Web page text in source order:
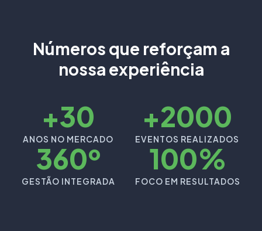
Números que reforçam a
nossa experiência
+30
ANOS NO MERCADO
+2000
EVENTOS REALIZADOS
360º
GESTÃO INTEGRADA
100%
FOCO EM RESULTADOS